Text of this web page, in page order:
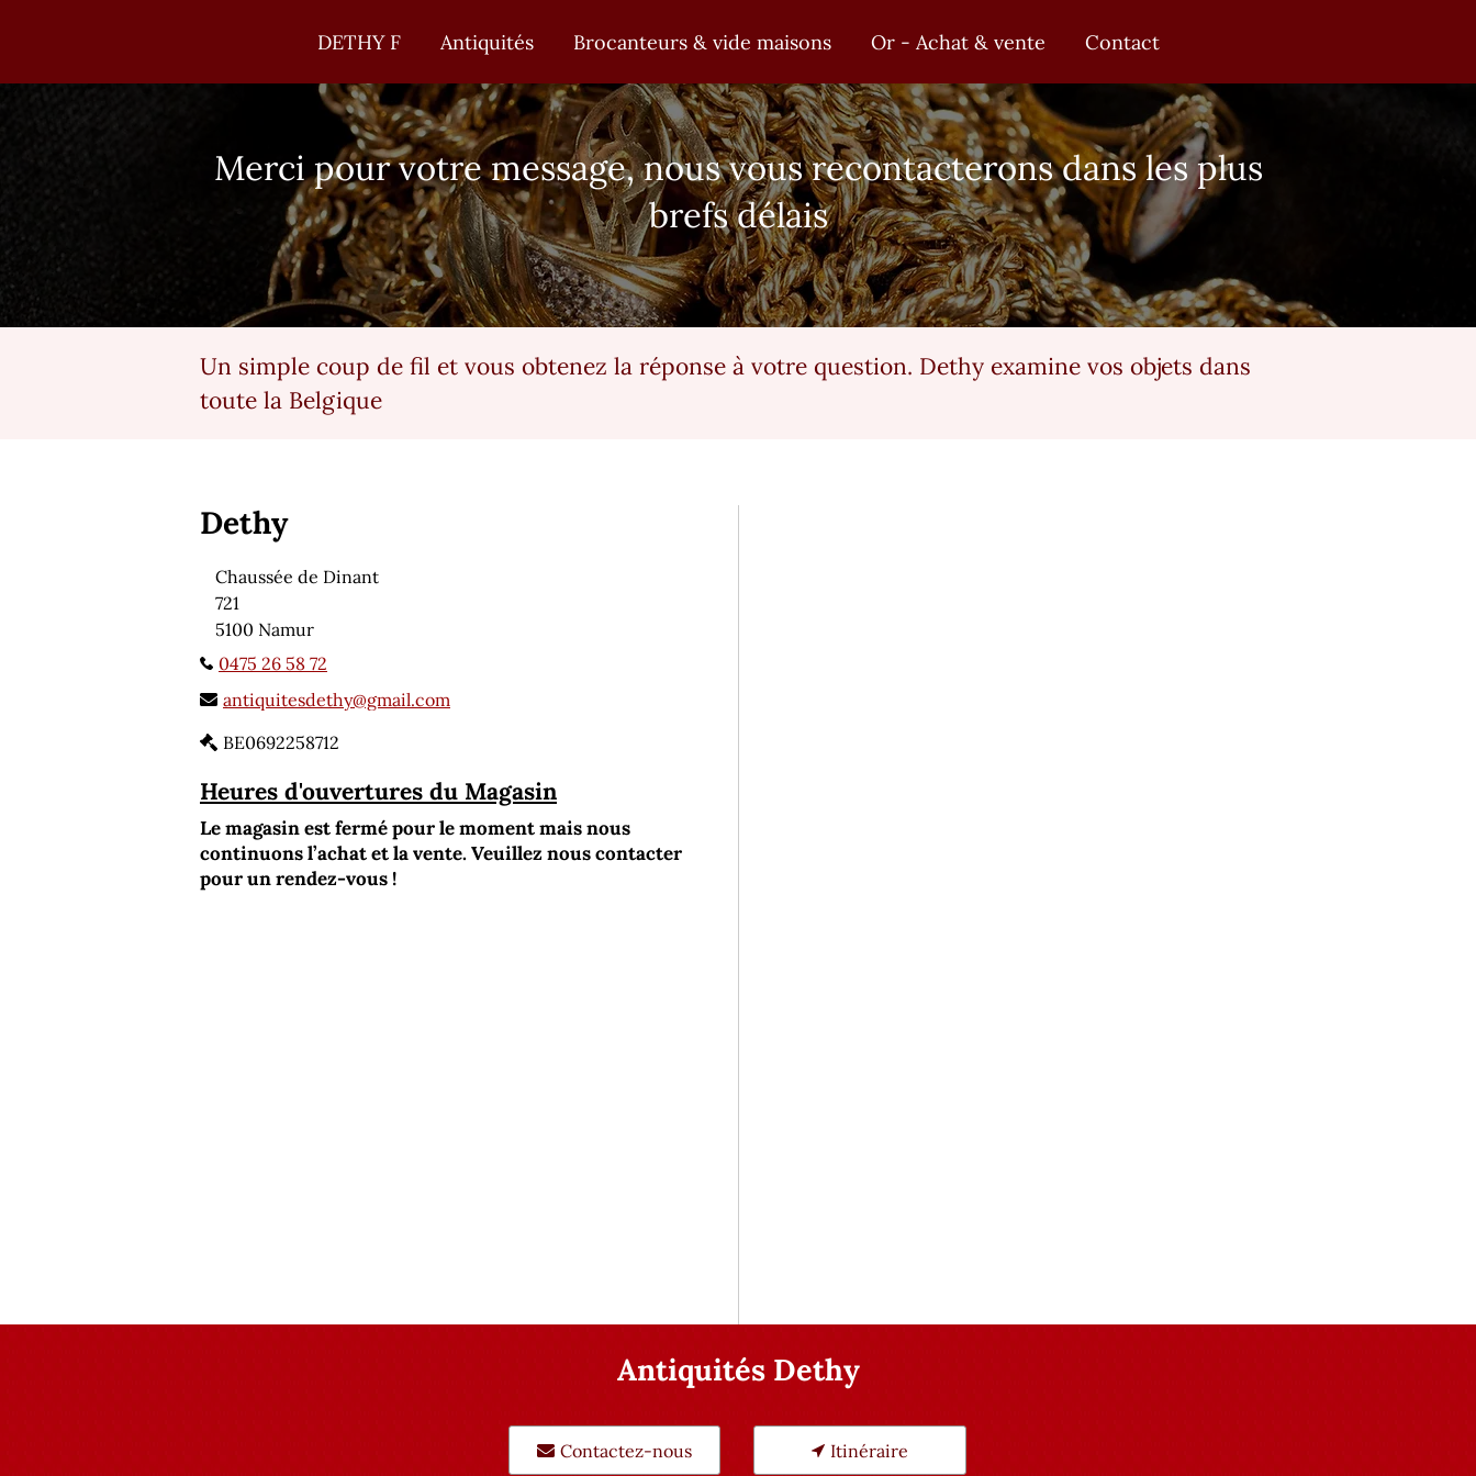
Chaussée de Dinant 721 | 5100 • Namur
DETHY F Antiquités Brocanteurs & vide maisons Or - Achat & vente Contact
Merci pour votre message, nous vous recontacterons dans les plus
brefs délais
Un simple coup de fil et vous obtenez la réponse à votre question. Dethy examine vos objets dans
toute la Belgique
Dethy
Chaussée de Dinant
721
5100 Namur
0475 26 58 72
antiquitesdethy@gmail.com
BE0692258712
Heures d'ouvertures du Magasin
Le magasin est fermé pour le moment mais nous
continuons l’achat et la vente. Veuillez nous contacter
pour un rendez-vous !
Antiquités Dethy
Contactez-nous Itinéraire